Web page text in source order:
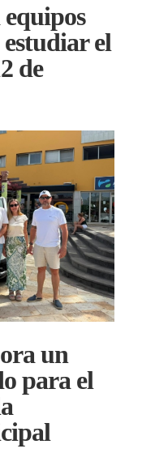
el
de
un
para el